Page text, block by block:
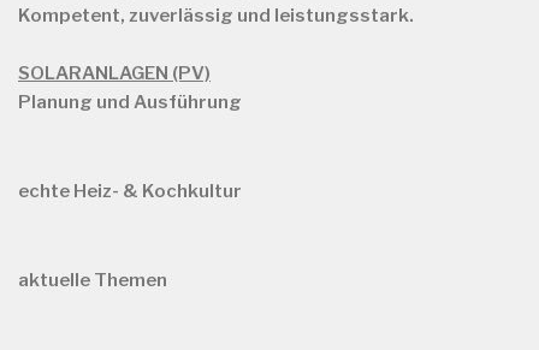
Kompetent, zuverlässig und leistungsstark.
SOLARANLAGEN (PV)
Planung und Ausführung
echte Heiz- & Kochkultur
aktuelle Themen